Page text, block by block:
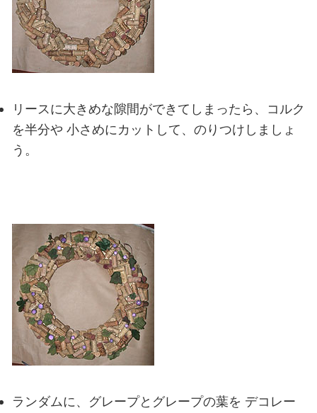
リースに大きめな隙間ができてしまったら、コルク
を半分や 小さめにカットして、のりつけしましょ
う。
ランダムに、グレープとグレープの葉を デコレー